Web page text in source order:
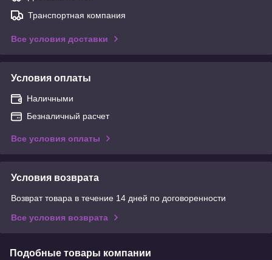
Транспортная компания
Все условия доставки
Условия оплаты
Наличными
Безналичный расчет
Все условия оплаты
Условия возврата
Возврат товара в течение 14 дней по договоренности
Все условия возврата
Подобные товары компании